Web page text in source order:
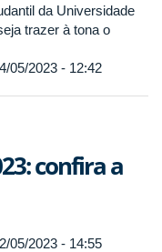
da Universidade
trazer à tona o
05/2023 - 12:42
confira a
05/2023 - 14:55